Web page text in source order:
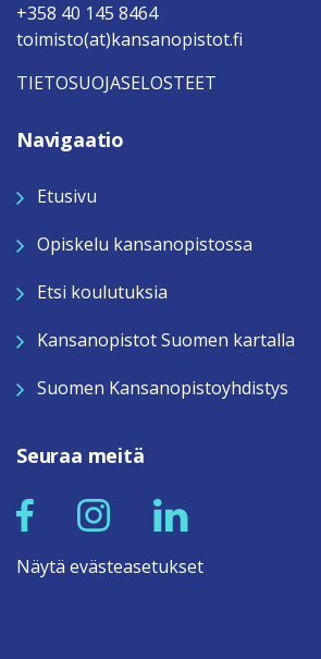
+358 40 145 8464
toimisto(at)kansanopistot.fi
TIETOSUOJASELOSTEET
Navigaatio
Etusivu
Opiskelu kansanopistossa
Etsi koulutuksia
Kansanopistot Suomen kartalla
Suomen Kansanopistoyhdistys
Seuraa meitä
Näytä evästeasetukset